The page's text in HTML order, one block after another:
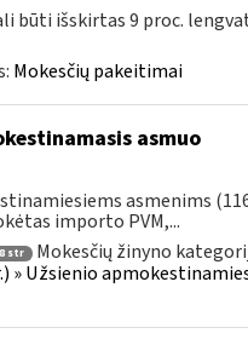
būti išskirtas 9 proc.
Mokesčių pakeitimai
asmuo
asmenims
importo PVM,...
str Mokesčių žinyno
» Užsienio